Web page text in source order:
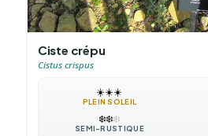
Ciste crépu
Cistus crispus
☀️☀️☀️
PLEIN SOLEIL
❄️❄️❄️
SEMI-RUSTIQUE